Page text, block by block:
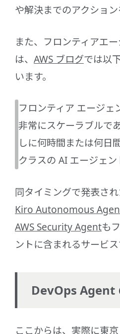
や解決までのアクション
また、フロンティアエ
は、 AWS ブログでは以
います。
フロンティア エージェ
非常にスケーラブルで
しに何時間または何日
クラスの AI エージェン
同タイミングで発表され
Kiro Autonomous
AWS Security Agentも
ントに含まれるサービス
DevOps Agent
ここからは、実際に東